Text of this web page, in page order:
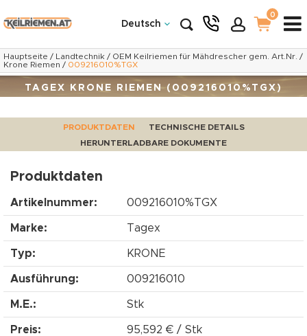
Deutsch
0
Hauptseite / Landtechnik / OEM Keilriemen für Mähdrescher gem. Art.Nr. /
Krone Riemen / 009216010%TGX
TAGEX KRONE RIEMEN (009216010%TGX)
PRODUKTDATEN
TECHNISCHE DETAILS
HERUNTERLADBARE DOKUMENTE
Produktdaten
Artikelnummer: 009216010%TGX
Marke: Tagex
Typ: KRONE
Ausführung: 009216010
M.E.: Stk
Preis: 95,592 € / Stk